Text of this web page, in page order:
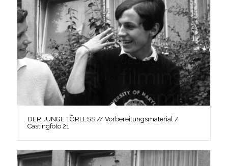
DER JUNGE TÖRLESS // Vorbereitungsmaterial /
Castingfoto 21